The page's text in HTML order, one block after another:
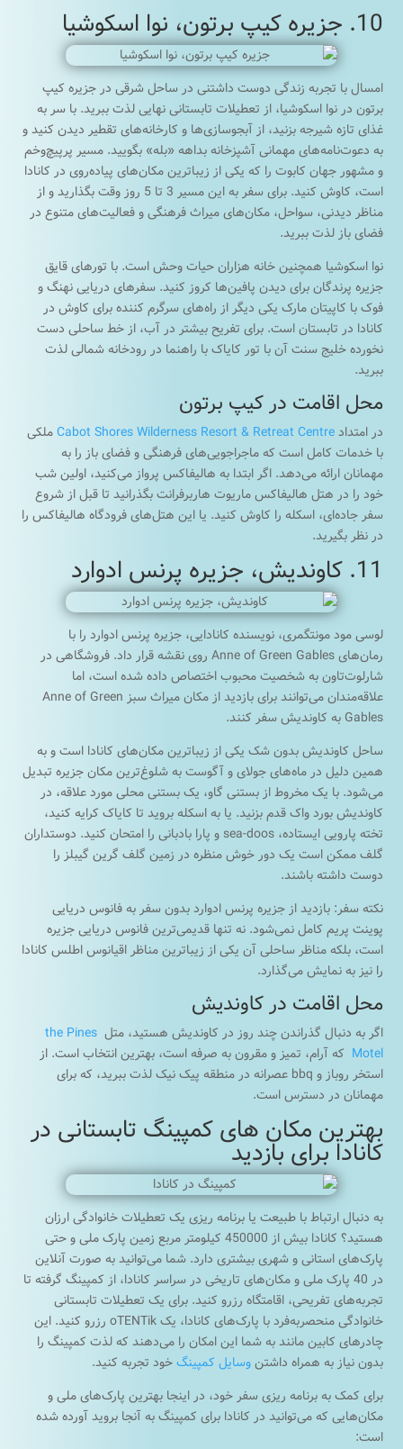
10. جزیره کیپ برتون، نوا اسکوشیا
امسال با تجربه زندگی دوست داشتنی در ساحل شرقی در جزیره کیپ
برتون در نوا اسکوشیا، از تعطیلات تابستانی نهایی لذت ببرید. با سر به
غذای تازه شیرجه بزنید، از آبجوسازی‌ها و کارخانه‌های تقطیر دیدن کنید و
به دعوت‌نامه‌های مهمانی آشپزخانه بداهه «بله» بگویید. مسیر پرپیچ‌وخم
و مشهور جهان کابوت را که یکی از زیباترین مکان‌های پیاده‌روی در کانادا
است، کاوش کنید. برای سفر به این مسیر 3 تا 5 روز وقت بگذارید و از
مناظر دیدنی، سواحل، مکان‌های میراث فرهنگی و فعالیت‌های متنوع در
فضای باز لذت ببرید.
نوا اسکوشیا همچنین خانه هزاران حیات وحش است. با تورهای قایق
جزیره پرندگان برای دیدن پافین‌ها کروز کنید. سفرهای دریایی نهنگ و
فوک با کاپیتان مارک یکی دیگر از راه‌های سرگرم کننده برای کاوش در
کانادا در تابستان است. برای تفریح ​​بیشتر در آب، از خط ساحلی دست
نخورده خلیج سنت آن با تور کایاک با راهنما در رودخانه شمالی لذت
ببرید.
محل اقامت در کیپ برتون
در امتدادCabot Shores Wilderness Resort & Retreat Centreملکی
با خدمات کامل است که ماجراجویی‌های فرهنگی و فضای باز را به
مهمانان ارائه می‌دهد. اگر ابتدا به هالیفاکس پرواز می‌کنید، اولین شب
خود را در هتل هالیفاکس ماریوت هاربرفرانت بگذرانید تا قبل از شروع
سفر جاده‌ای، اسکله را کاوش کنید. یا این هتل‌های فرودگاه هالیفاکس را
در نظر بگیرید.
11. کاوندیش، جزیره پرنس ادوارد
لوسی مود مونتگمری، نویسنده کانادایی، جزیره پرنس ادوارد را با
رمان‌های Anne of Green Gables روی نقشه قرار داد. فروشگاهی در
شارلوت‌تاون به شخصیت محبوب اختصاص داده شده است، اما
علاقه‌مندان می‌توانند برای بازدید از مکان میراث سبز Anne of Green
Gables به کاوندیش سفر کنند.
ساحل کاوندیش بدون شک یکی از زیباترین مکان‌های کانادا است و به
همین دلیل در ماه‌های جولای و آگوست به شلوغ‌ترین مکان جزیره تبدیل
می‌شود. با یک مخروط از بستنی گاو، یک بستنی محلی مورد علاقه، در
کاوندیش بورد واک قدم بزنید. یا به اسکله بروید تا کایاک کرایه کنید،
تخته پارویی ایستاده، sea-doos و پارا بادبانی را امتحان کنید. دوستداران
گلف ممکن است یک دور خوش منظره در زمین گلف گرین گیبلز را
دوست داشته باشند.
نکته سفر: بازدید از جزیره پرنس ادوارد بدون سفر به فانوس دریایی
پوینت پریم کامل نمی‌شود. نه تنها قدیمی‌ترین فانوس دریایی جزیره
است، بلکه مناظر ساحلی آن یکی از زیباترین مناظر اقیانوس اطلس کانادا
را نیز به نمایش می‌گذارد.
محل اقامت در کاوندیش
اگر به دنبال گذراندن چند روز در کاوندیش هستید، متلthe Pines
Motel که آرام، تمیز و مقرون به صرفه است، بهترین انتخاب است. از
استخر روباز و bbq عصرانه در منطقه پیک نیک لذت ببرید، که برای
مهمانان در دسترس است.
بهترین مکان های کمپینگ تابستانی در
کانادا برای بازدید
به دنبال ارتباط با طبیعت یا برنامه ریزی یک تعطیلات خانوادگی ارزان
هستید؟ کانادا بیش از 450000 کیلومتر مربع زمین پارک ملی و حتی
پارک‌های استانی و شهری بیشتری دارد. شما می‌توانید به صورت آنلاین
در 40 پارک ملی و مکان‌های تاریخی در سراسر کانادا، از کمپینگ گرفته تا
تجربه‌های تفریحی، اقامتگاه رزرو کنید. برای یک تعطیلات تابستانی
خانوادگی منحصربه‌فرد با پارک‌های کانادا، یک oTENTik رزرو کنید. این
چادرهای کابین مانند به شما این امکان را می‌دهند که لذت کمپینگ را
بدون نیاز به همراه داشتنوسایل کمپینگخود تجربه کنید.
برای کمک به برنامه ریزی سفر خود، در اینجا بهترین پارک‌های ملی و
مکان‌هایی که می‌توانید در کانادا برای کمپینگ به آنجا بروید آورده شده
است: